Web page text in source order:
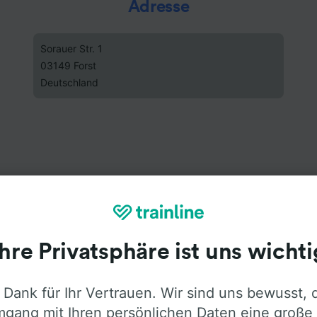
Adresse
Sorauer Str. 1
03149 Forst
Deutschland
Ihre Privatsphäre ist uns
für Ihr Vertrauen. Wir sind uns bewusst,
mit Ihren persönlichen Daten eine große